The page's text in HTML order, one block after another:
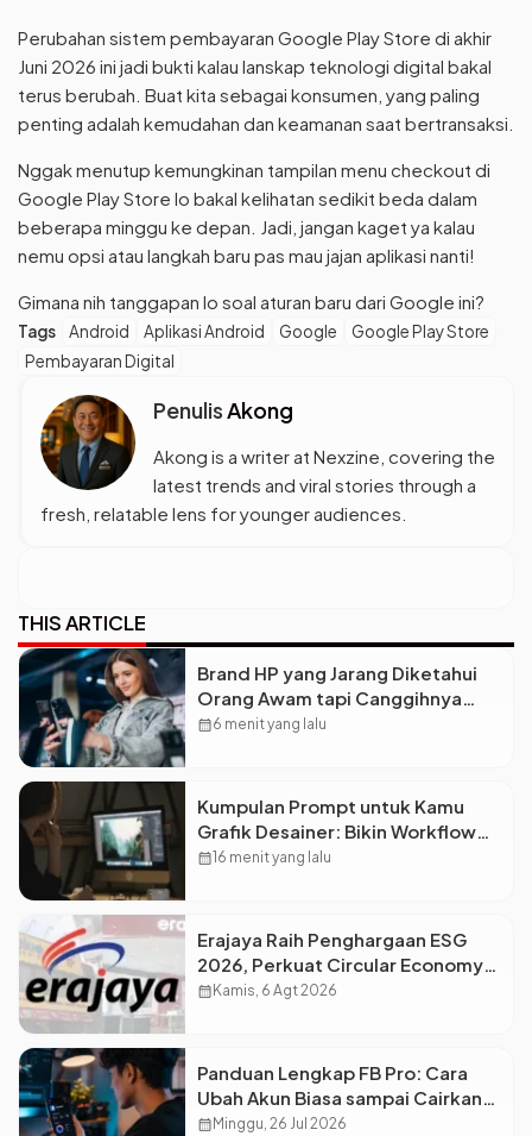
Perubahan sistem pembayaran Google Play Store di akhir
Juni 2026 ini jadi bukti kalau lanskap teknologi digital bakal
terus berubah. Buat kita sebagai konsumen, yang paling
penting adalah kemudahan dan keamanan saat bertransaksi.
Nggak menutup kemungkinan tampilan menu checkout di
Google Play Store lo bakal kelihatan sedikit beda dalam
beberapa minggu ke depan. Jadi, jangan kaget ya kalau
nemu opsi atau langkah baru pas mau jajan aplikasi nanti!
Gimana nih tanggapan lo soal aturan baru dari Google ini?
Tags Android Aplikasi Android Google
Google Play Store
Pembayaran Digital
PenulisAkong
Akong is a writer at Nexzine, covering the
latest trends and viral stories through a
fresh, relatable lens for younger audiences.
THIS ARTICLE
Brand HP yang Jarang Diketahui
Orang Awam tapi Canggihnya
Kebangetan
calendar_month6 menit yang lalu
Kumpulan Prompt untuk Kamu
Grafik Desainer: Bikin Workflow
Kreatif Jadi Super Cepat!
calendar_month16 menit yang lalu
Erajaya Raih Penghargaan ESG
2026, Perkuat Circular Economy
Lewat Pengelolaan Limbah
calendar_month Kamis, 6 Agt 2026
Panduan Lengkap FB Pro: Cara
Ubah Akun Biasa sampai Cairkan
Dolar ke Rekening
calendar_month Minggu, 26 Jul 2026